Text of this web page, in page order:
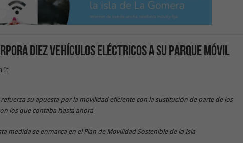
diez vehículos eléctricos a su parque móvil
su apuesta por la movilidad eficiente con la sustitución de parte de los
los que contaba hasta ahora
medida se enmarca en el Plan de Movilidad Sostenible de la Isla